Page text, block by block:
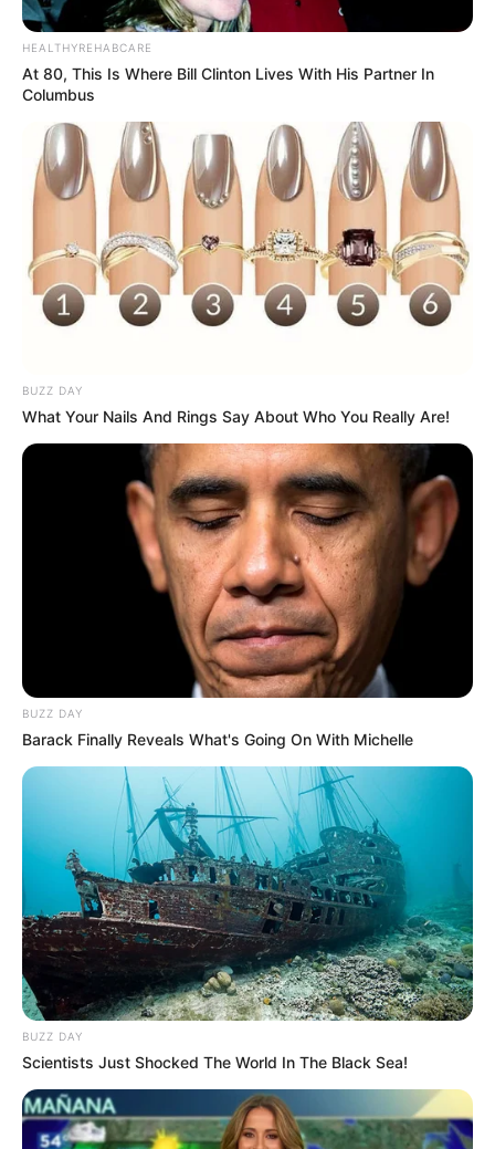
Mainstream yang Konyol
Banget
8 Kata Lucu Seputar Malam
Minggu ala Jomblo yang Bikin
Ngenes
10 Desain Kanopi Tempat
Tidur, Serasa Beristirahat di
Kamar Raja
Tampil Lebih Modern, 7 Potret
Hasil Renovasi Rumah Berusia
90 Tahun
HEALTHYREHABCARE
At 80, This Is Where Bill Clinton Lives With His Partner In
Columbus
BUZZ DAY
What Your Nails And Rings Say About Who You Really Are!
BUZZ DAY
Barack Finally Reveals What's Going On With Michelle
BUZZ DAY
Scientists Just Shocked The World In The Black Sea!